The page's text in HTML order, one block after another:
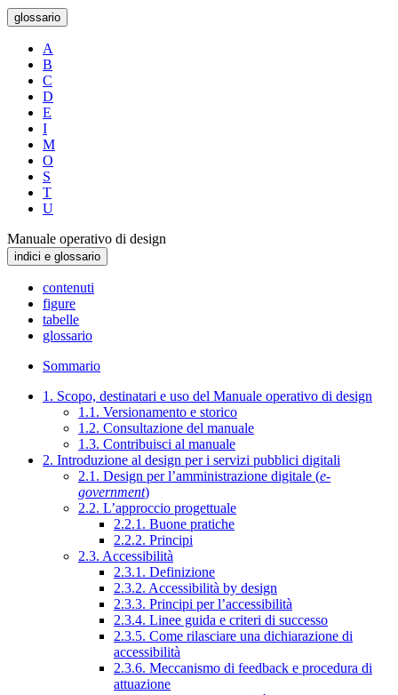
glossario
A
B
C
D
E
I
M
O
S
T
U
Manuale operativo di design
indici e glossario
contenuti
figure
tabelle
glossario
Sommario
1. Scopo, destinatari e uso del Manuale operativo di design
1.1. Versionamento e storico
1.2. Consultazione del manuale
1.3. Contribuisci al manuale
2. Introduzione al design per i servizi pubblici digitali
2.1. Design per l’amministrazione digitale (e-
government)
2.2. L’approccio progettuale
2.2.1. Buone pratiche
2.2.2. Principi
2.3. Accessibilità
2.3.1. Definizione
2.3.2. Accessibilità by design
2.3.3. Principi per l’accessibilità
2.3.4. Linee guida e criteri di successo
2.3.5. Come rilasciare una dichiarazione di
accessibilità
2.3.6. Meccanismo di feedback e procedura di
attuazione